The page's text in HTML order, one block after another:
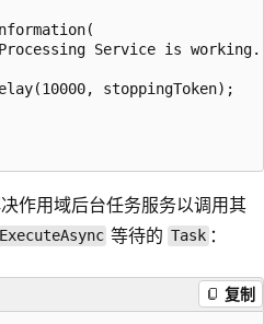
Service is
stoppingToken);
作用域后台任务服务以调用其
ExecuteAsync 等待的Task：
复制